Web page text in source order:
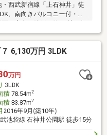
西武新宿線「上石神井」徒
、南向きバルコニー付・住
に窓有・納戸は約9.0帖、収
にトイレを設置、ゆとりを持
1台分有(車種による)▼設備・
・まいばすけっと上石神井
石神井小学校 徒歩6分(約
伝いします ━━━━━・・・
合わせください。
6,130万円 3LDK
万円
3LDK
積78.54m2
積83.87m2
2016年9月(築10年)
池袋線 石神井公園駅 徒歩15分